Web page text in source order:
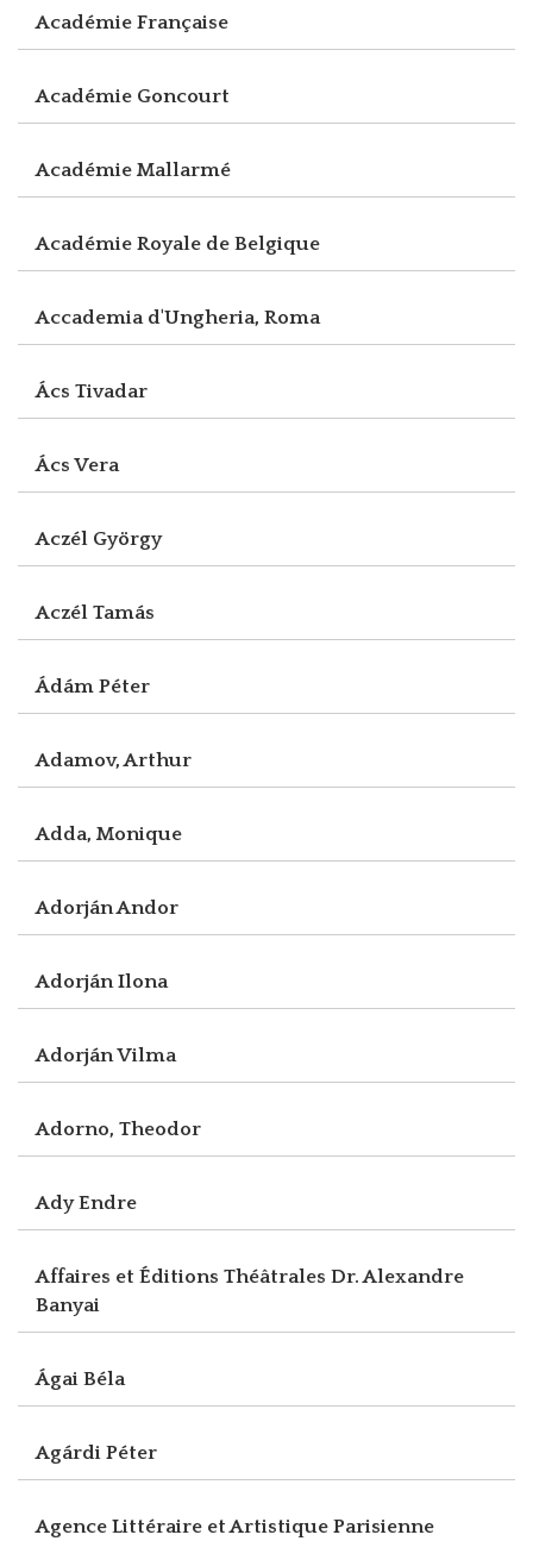
Académie Française
Académie Goncourt
Académie Mallarmé
Académie Royale de Belgique
Accademia d'Ungheria, Roma
Ács Tivadar
Ács Vera
Aczél György
Aczél Tamás
Ádám Péter
Adamov, Arthur
Adda, Monique
Adorján Andor
Adorján Ilona
Adorján Vilma
Adorno, Theodor
Ady Endre
Affaires et Éditions Théâtrales Dr. Alexandre
Banyai
Ágai Béla
Agárdi Péter
Agence Littéraire et Artistique Parisienne